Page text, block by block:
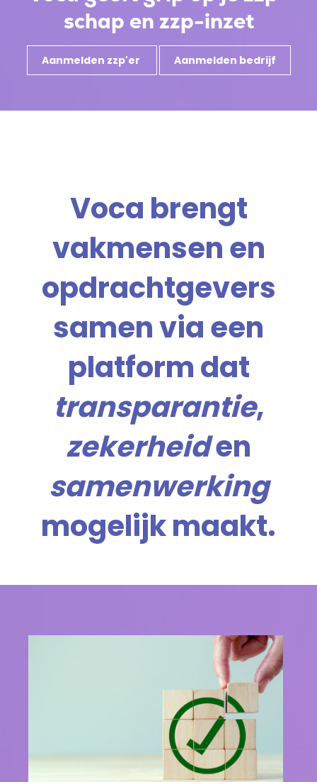
Nieuws
Voor zzp'ers
Inloggen
NL EN
schap en zzp-inzet
Aanmelden zzp'er Aanmelden bedrijf
Voca brengt
vakmensen en
opdrachtgevers
samenvia een
platform dat
transparantie,
zekerheiden
samenwerking
mogelijk maakt.